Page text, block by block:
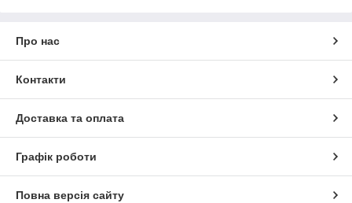
Про нас
Контакти
Доставка та оплата
Графік роботи
Повна версія сайту